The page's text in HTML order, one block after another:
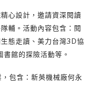
心設計，邀請資深閱讀
輔。活動內容包含：閱
態走讀、美力台灣3D協
館的探險活動等。
包含：新英機械廠何永